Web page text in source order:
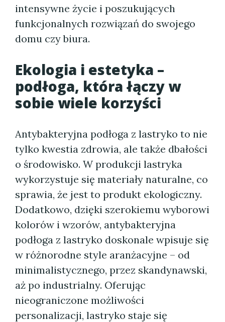
intensywne życie i poszukujących
funkcjonalnych rozwiązań do swojego
domu czy biura.
Ekologia i estetyka –
podłoga, która łączy w
sobie wiele korzyści
Antybakteryjna podłoga z lastryko to nie
tylko kwestia zdrowia, ale także dbałości
o środowisko. W produkcji lastryka
wykorzystuje się materiały naturalne, co
sprawia, że jest to produkt ekologiczny.
Dodatkowo, dzięki szerokiemu wyborowi
kolorów i wzorów, antybakteryjna
podłoga z lastryko doskonale wpisuje się
w różnorodne style aranżacyjne – od
minimalistycznego, przez skandynawski,
aż po industrialny. Oferując
nieograniczone możliwości
personalizacji, lastryko staje się